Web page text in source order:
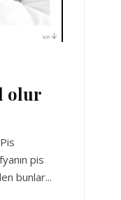
olur
pis
bunlar...